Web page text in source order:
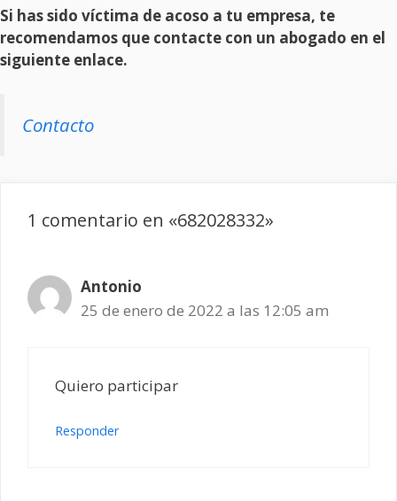
Si has sido víctima de acoso a tu empresa, te
recomendamos que contacte con un abogado en el
siguiente enlace.
Contacto
1 comentario en «682028332»
Antonio
25 de enero de 2022 a las 12:05 am
Quiero participar
Responder